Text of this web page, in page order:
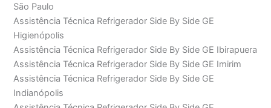
São Paulo
Assistência Técnica Refrigerador Side By Side GE
Higienópolis
Assistência Técnica Refrigerador Side By Side GE Ibirapuera
Assistência Técnica Refrigerador Side By Side GE Imirim
Assistência Técnica Refrigerador Side By Side GE
Indianópolis